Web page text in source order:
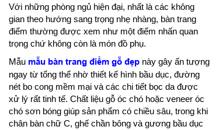
Với những phòng ngủ hiện đại, nhất là các không
gian theo hướng sang trọng nhẹ nhàng, bàn trang
điểm thường được xem như một điểm nhấn quan
trọng chứ không còn là món đồ phụ.
Mẫu mẫu bàn trang điểm gỗ đẹp này gây ấn tượng
ngay từ tổng thể nhờ thiết kế hình bầu dục, đường
nét bo cong mềm mại và các chi tiết bọc da được
xử lý rất tinh tế. Chất liệu gỗ óc chó hoặc veneer óc
chó sơn bóng giúp sản phẩm có chiều sâu, trong khi
chân bàn chữ C, ghế chần bông và gương bầu dục